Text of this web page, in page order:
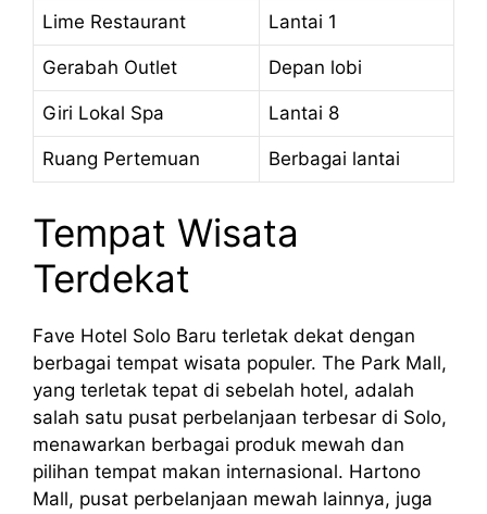
Lime Restaurant Lantai 1
Gerabah Outlet Depan lobi
Giri Lokal Spa Lantai 8
Ruang Pertemuan Berbagai lantai
Tempat Wisata
Terdekat
Fave Hotel Solo Baru terletak dekat dengan
berbagai tempat wisata populer. The Park Mall,
yang terletak tepat di sebelah hotel, adalah
salah satu pusat perbelanjaan terbesar di Solo,
menawarkan berbagai produk mewah dan
pilihan tempat makan internasional. Hartono
Mall, pusat perbelanjaan mewah lainnya, juga